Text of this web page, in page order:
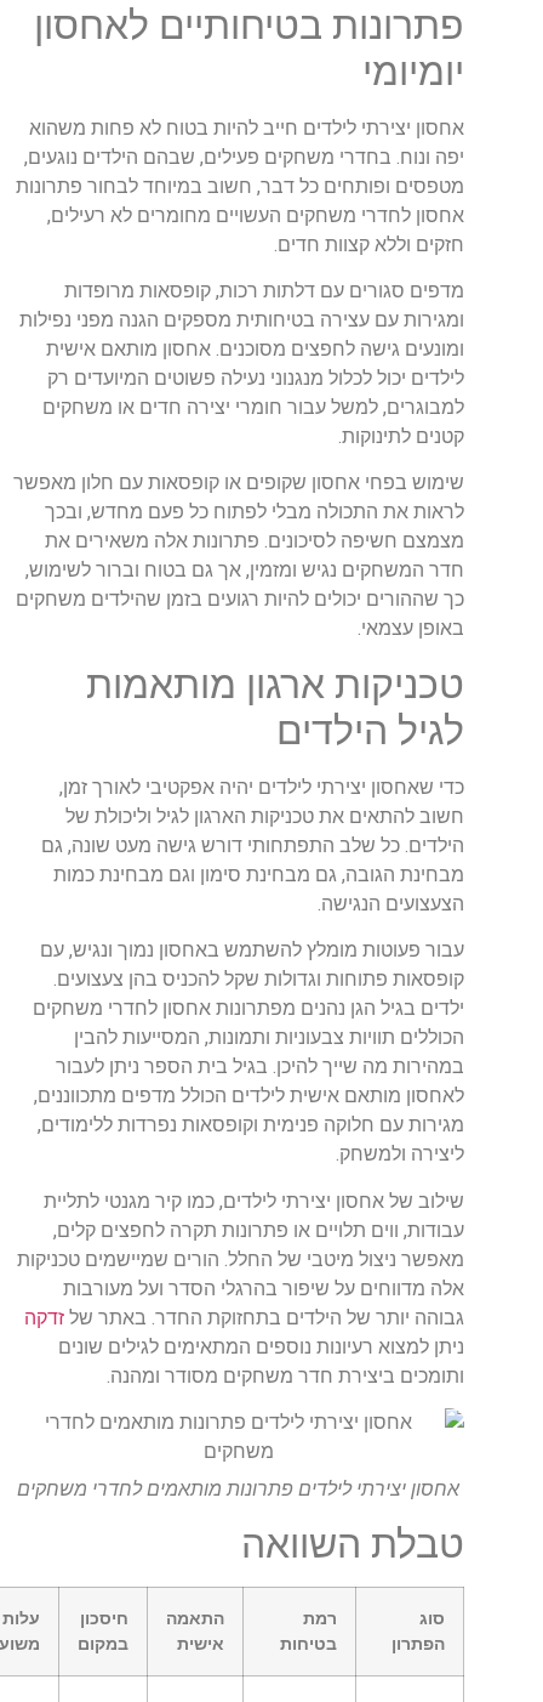
פתרונות בטיחותיים לאחסון
יומיומי
אחסון יצירתי לילדים חייב להיות בטוח לא פחות משהוא
יפה ונוח. בחדרי משחקים פעילים, שבהם הילדים נוגעים,
מטפסים ופותחים כל דבר, חשוב במיוחד לבחור פתרונות
אחסון לחדרי משחקים העשויים מחומרים לא רעילים,
חזקים וללא קצוות חדים.
מדפים סגורים עם דלתות רכות, קופסאות מרופדות
ומגירות עם עצירה בטיחותית מספקים הגנה מפני נפילות
ומונעים גישה לחפצים מסוכנים. אחסון מותאם אישית
לילדים יכול לכלול מנגנוני נעילה פשוטים המיועדים רק
למבוגרים, למשל עבור חומרי יצירה חדים או משחקים
קטנים לתינוקות.
שימוש בפחי אחסון שקופים או קופסאות עם חלון מאפשר
לראות את התכולה מבלי לפתוח כל פעם מחדש, ובכך
מצמצם חשיפה לסיכונים. פתרונות אלה משאירים את
חדר המשחקים נגיש ומזמין, אך גם בטוח וברור לשימוש,
כך שההורים יכולים להיות רגועים בזמן שהילדים משחקים
באופן עצמאי.
טכניקות ארגון מותאמות
לגיל הילדים
כדי שאחסון יצירתי לילדים יהיה אפקטיבי לאורך זמן,
חשוב להתאים את טכניקות הארגון לגיל וליכולת של
הילדים. כל שלב התפתחותי דורש גישה מעט שונה, גם
מבחינת הגובה, גם מבחינת סימון וגם מבחינת כמות
הצעצועים הנגישה.
עבור פעוטות מומלץ להשתמש באחסון נמוך ונגיש, עם
קופסאות פתוחות וגדולות שקל להכניס בהן צעצועים.
ילדים בגיל הגן נהנים מפתרונות אחסון לחדרי משחקים
הכוללים תוויות צבעוניות ותמונות, המסייעות להבין
במהירות מה שייך להיכן. בגיל בית הספר ניתן לעבור
לאחסון מותאם אישית לילדים הכולל מדפים מתכווננים,
מגירות עם חלוקה פנימית וקופסאות נפרדות ללימודים,
ליצירה ולמשחק.
שילוב של אחסון יצירתי לילדים, כמו קיר מגנטי לתליית
עבודות, ווים תלויים או פתרונות תקרה לחפצים קלים,
מאפשר ניצול מיטבי של החלל. הורים שמיישמים טכניקות
אלה מדווחים על שיפור בהרגלי הסדר ועל מעורבות
גבוהה יותר של הילדים בתחזוקת החדר. באתר שלזדקה
ניתן למצוא רעיונות נוספים המתאימים לגילים שונים
ותומכים ביצירת חדר משחקים מסודר ומהנה.
אחסון יצירתי לילדים פתרונות מותאמים לחדרי משחקים
טבלת השוואה
הפתרון
בטיחות
התאמה
אישית
חיסכון
במקום
עלות
משוערת